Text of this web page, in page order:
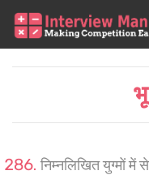
निम्नलिखित युग्मों